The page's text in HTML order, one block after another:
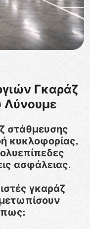
Γκαράζ
Λύνουμε
στάθμευσης
κυκλοφορίας,
ασφάλειας.
γκαράζ